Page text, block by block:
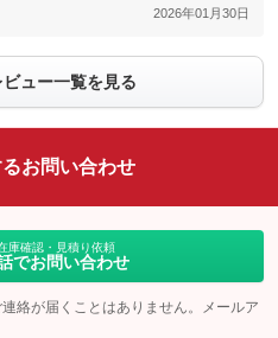
2026年01月30日
ュー一覧を見る
お問い合わせ
庫確認・見積り依頼
でお問い合わせ
絡が届くことはありません。メールア